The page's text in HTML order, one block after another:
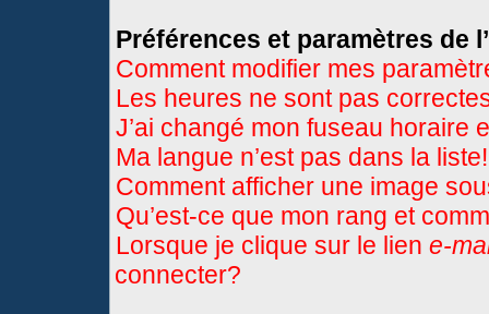
Préférences et paramètres de
Comment modifier mes
Les heures ne sont pas
J’ai changé mon fuseau horaire
Ma langue n’est pas dans la liste!
Comment afficher une image
Qu’est-ce que mon rang et
Lorsque je clique sur le lien e-
connecter?